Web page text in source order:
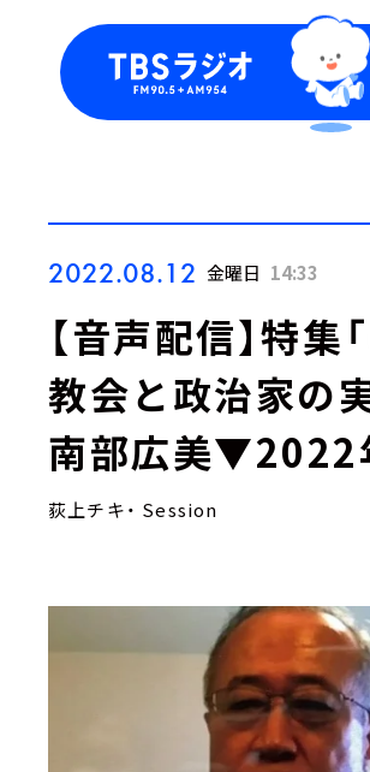
2022.08.12 金曜日 14:33
【音声配信】特
教会と政治家の
南部広美▼2022
荻上チキ・ Session